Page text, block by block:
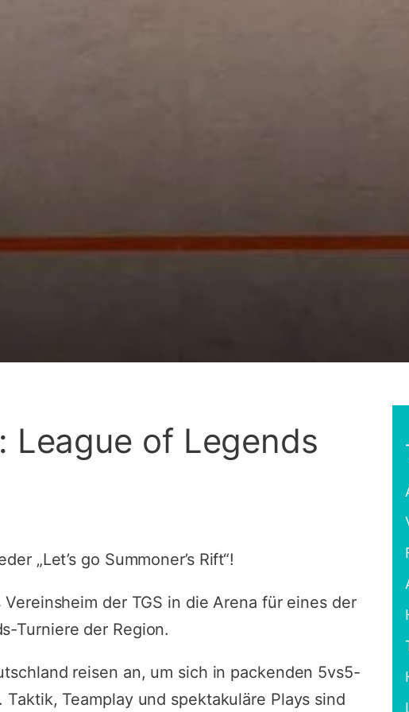
League of Legends
„Let’s go Summoner’s Rift“!
der TGS in die Arena für eines der
Turniere der Region.
reisen an, um sich in packenden 5vs5-
Teamplay und spektakuläre Plays sind